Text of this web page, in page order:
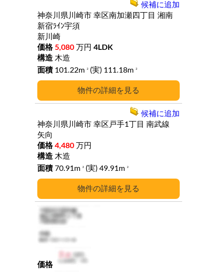
詳細
神奈川県川崎市 幸区南加瀬四丁目 湘南
新宿ﾗｲﾝ宇須
新川崎
5,080 万円 4LDK
木造
101.22m
2 (実) 111.18m 2
候補に追加
詳細
神奈川県川崎市 幸区戸手1丁目 南武線
矢向
4,480 万円
木造
70.91m
2 (実) 49.91m 2
候補に追加